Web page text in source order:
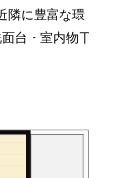
隣に豊富な環
台・室内物干